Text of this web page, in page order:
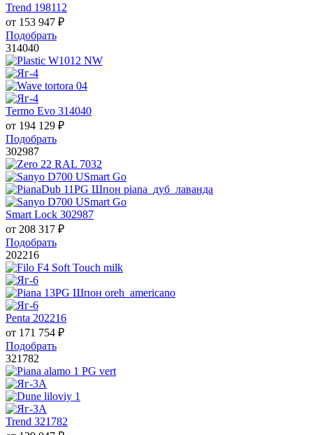
Trend 198112
от 153 947 ₽
Подобрать
314040
Termo Evo 314040
от 194 129 ₽
Подобрать
302987
Smart Lock 302987
от 208 317 ₽
Подобрать
202216
Penta 202216
от 171 754 ₽
Подобрать
321782
Trend 321782